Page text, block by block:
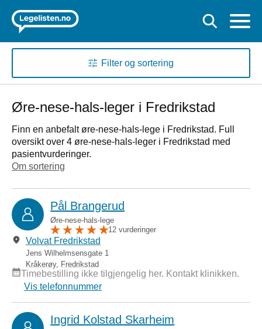
Filter og sortering
Øre-nese-hals-leger i Fredrikstad
Finn en anbefalt øre-nese-hals-lege i Fredrikstad. Full
oversikt over 4 øre-nese-hals-leger i Fredrikstad med
pasientvurderinger.
Om sortering
Pål Brangerud
Øre-nese-hals-lege
12 vurderinger
Volvat Fredrikstad
Jens Wilhelmsensgate 1
Kråkerøy, Fredrikstad
Timebestilling ikke tilgjengelig her. Kontakt klinikken.
Vis telefonnummer
Ingrid Kolstad Skarheim